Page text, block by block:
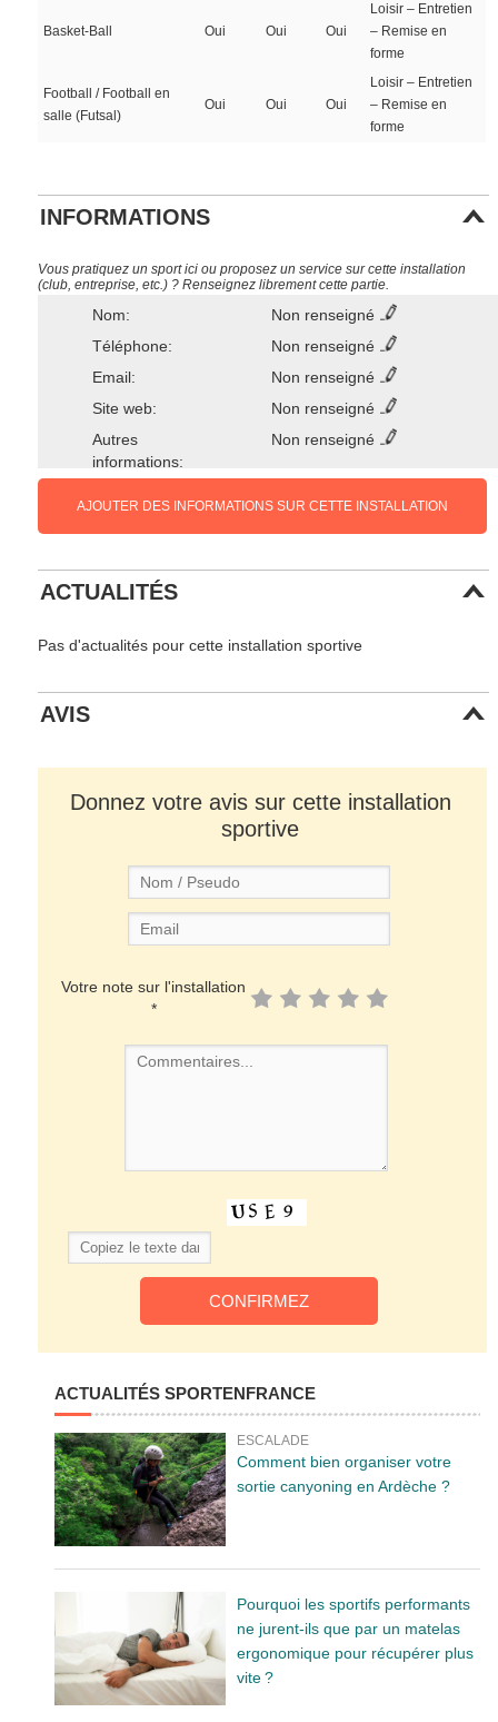
Basket-Ball Oui Oui Oui
Loisir – Entretien
– Remise en
forme
Football / Football en
salle (Futsal)
Oui Oui Oui
Loisir – Entretien
– Remise en
forme
INFORMATIONS
Vous pratiquez un sport ici ou proposez un service sur cette installation
(club, entreprise, etc.) ? Renseignez librement cette partie.
Nom:
Non renseigné
Téléphone:
Non renseigné
Email:
Non renseigné
Site web:
Non renseigné
Autres
informations:
Non renseigné
AJOUTER DES INFORMATIONS SUR CETTE INSTALLATION
ACTUALITÉS
Pas d'actualités pour cette installation sportive
AVIS
Donnez votre avis sur cette installation
sportive
Votre note sur l'installation
*
ACTUALITÉS SPORTENFRANCE
ESCALADE
Comment bien organiser votre
sortie canyoning en Ardèche ?
Pourquoi les sportifs performants
ne jurent-ils que par un matelas
ergonomique pour récupérer plus
vite ?